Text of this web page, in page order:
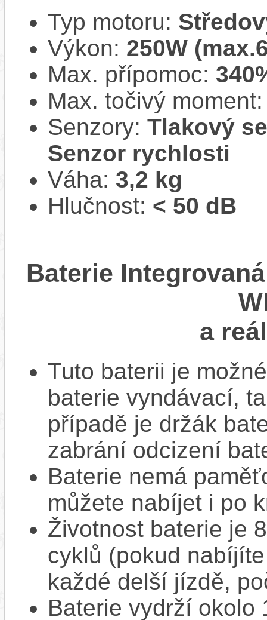
Typ motoru:
Výkon: 250W
Max. přípomoc:
Max. točivý
Senzory: Tlakový
Senzor rychlosti
Váha: 3,2 kg
Hlučnost: < 50 dB
Baterie
a
Tuto baterii je
baterie vyndávací,
případě je držák
zabrání odcizení
Baterie nemá
můžete nabíjet i po
Životnost baterie je
cyklů (pokud
každé delší jízdě,
Baterie vydrží okolo